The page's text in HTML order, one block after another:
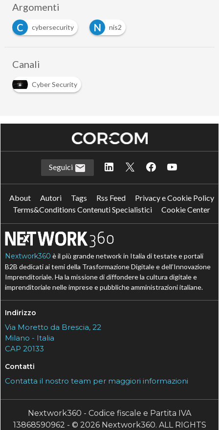
Argomenti
C
cybersecurity N nis2
Canali
Cyber Security
Seguici
About Autori Tags Rss Feed
Privacy e Cookie Policy
Terms&Conditions Contenuti Specialistici
Cookie Center
Nextwork360 è il più grande network in Italia di testate e portali
B2B dedicati ai temi della Trasformazione Digitale e dell’Innovazione
Imprenditoriale. Ha la missione di diffondere la cultura digitale e
imprenditoriale nelle imprese e pubbliche amministrazioni italiane.
Indirizzo
Via Moretto da Brescia, 22
Milano - Italia
CAP 20133
Contatti
Contatta il nostro team per maggiori informazioni
Nextwork360 - Codice fiscale e Partita IVA
13868590962 - © 2026 Nextwork360. ALL RIGHTS